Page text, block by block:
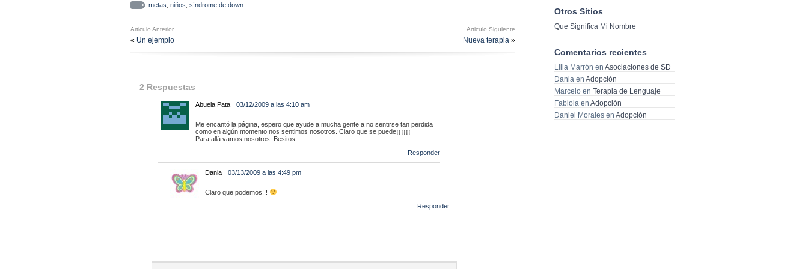
metas niños síndrome de down
Articulo Anterior
« Un ejemplo
Articulo Siguiente
Nueva terapia »
2 Respuestas
Abuela Pata 03/12/2009 a las 4:10 am
Me encantó la página, espero que ayude a mucha gente a no sentirse tan perdida
como en algún momento nos sentimos nosotros. Claro que se puede¡¡¡¡¡¡
Para allá vamos nosotros. Besitos
Responder
Dania 03/13/2009 a las 4:49 pm
Claro que podemos!!!
Responder
Otros Sitios
Que Significa Mi Nombre
Comentarios recientes
Lilia Marrón en Asociaciones de SD
Dania en Adopción
Marcelo en Terapia de Lenguaje
Fabiola en Adopción
Daniel Morales en Adopción